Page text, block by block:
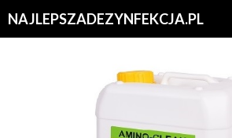
NAJLEPSZADEZYNFEKCJA.PL